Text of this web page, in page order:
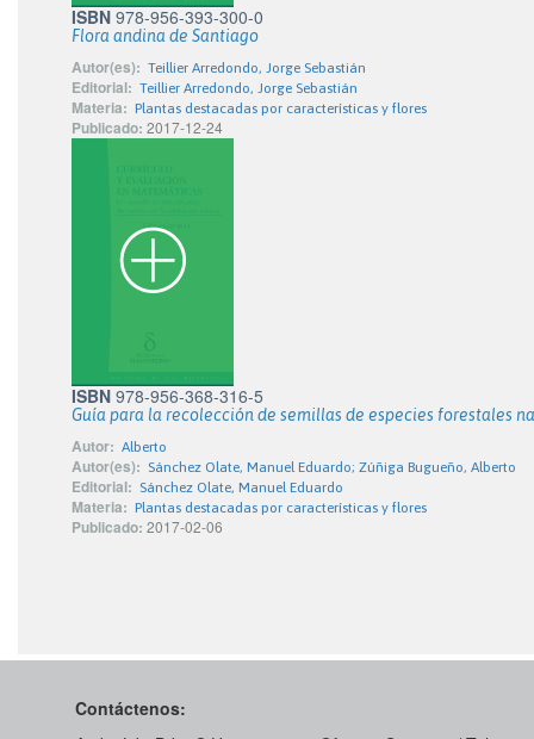
ISBN 978-956-393-300-0
Flora andina de Santiago
Autor(es): Teillier Arredondo, Jorge Sebastián
Editorial: Teillier Arredondo, Jorge Sebastián
Materia: Plantas destacadas por características y flores
Publicado: 2017-12-24
ISBN 978-956-368-316-5
Guía para la recolección de semillas de especies forestales
Autor: Alberto
Autor(es): Sánchez Olate, Manuel Eduardo; Zúñiga Bugueño, Alberto
Editorial: Sánchez Olate, Manuel Eduardo
Materia: Plantas destacadas por características y flores
Publicado: 2017-02-06
Contáctenos: